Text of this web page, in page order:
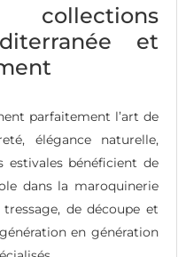
et
parfaitement l’art de
élégance naturelle,
estivales bénéficient de
dans la maroquinerie
de découpe et
en génération